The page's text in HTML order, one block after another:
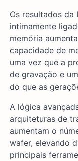
Os resultados da
intimamente
memória
capacidade de
uma vez que a
de gravação e
do que as
A lógica
arquiteturas de
aumentam o
wafer, elevando
principais